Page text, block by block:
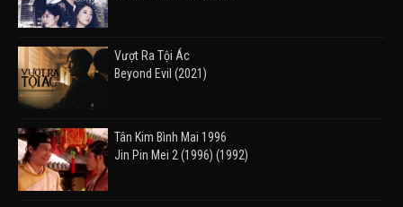
Vượt Ra Tội Ác
Beyond Evil (2021)
Tân Kim Bình Mai 1996
Jin Pin Mei 2 (1996) (1992)